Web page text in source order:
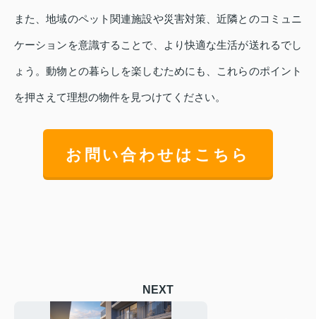
また、地域のペット関連施設や災害対策、近隣とのコミュニ
ケーションを意識することで、より快適な生活が送れるでし
ょう。動物との暮らしを楽しむためにも、これらのポイント
を押さえて理想の物件を見つけてください。
お問い合わせはこちら
NEXT